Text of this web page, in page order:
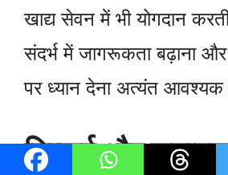
खाद्य सेवन में भी योगदान
संदर्भ में जागरूकता बढ़ाना
पर ध्यान देना अत्यंत आवश्यक
निष्कर्ष और